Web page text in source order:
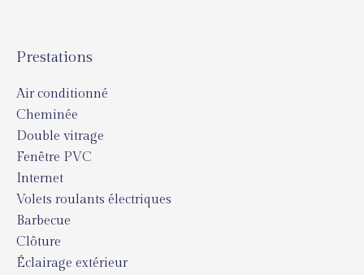
Prestations
Air conditionné
Cheminée
Double vitrage
Fenêtre PVC
Internet
Volets roulants électriques
Barbecue
Clôture
Éclairage extérieur